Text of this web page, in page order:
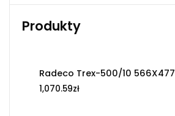
Produkty
Radeco Trex-500/10 566X477
1,070.59zł